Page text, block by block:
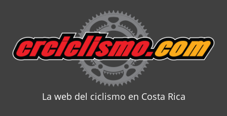
content
La web del ciclismo en Costa Rica